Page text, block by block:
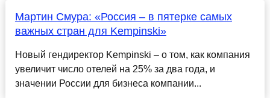
Мартин Смура: «Россия – в пятерке самых
важных стран для Kempinski»
Новый гендиректор Kempinski – о том, как компания
увеличит число отелей на 25% за два года, и
значении России для бизнеса компании...